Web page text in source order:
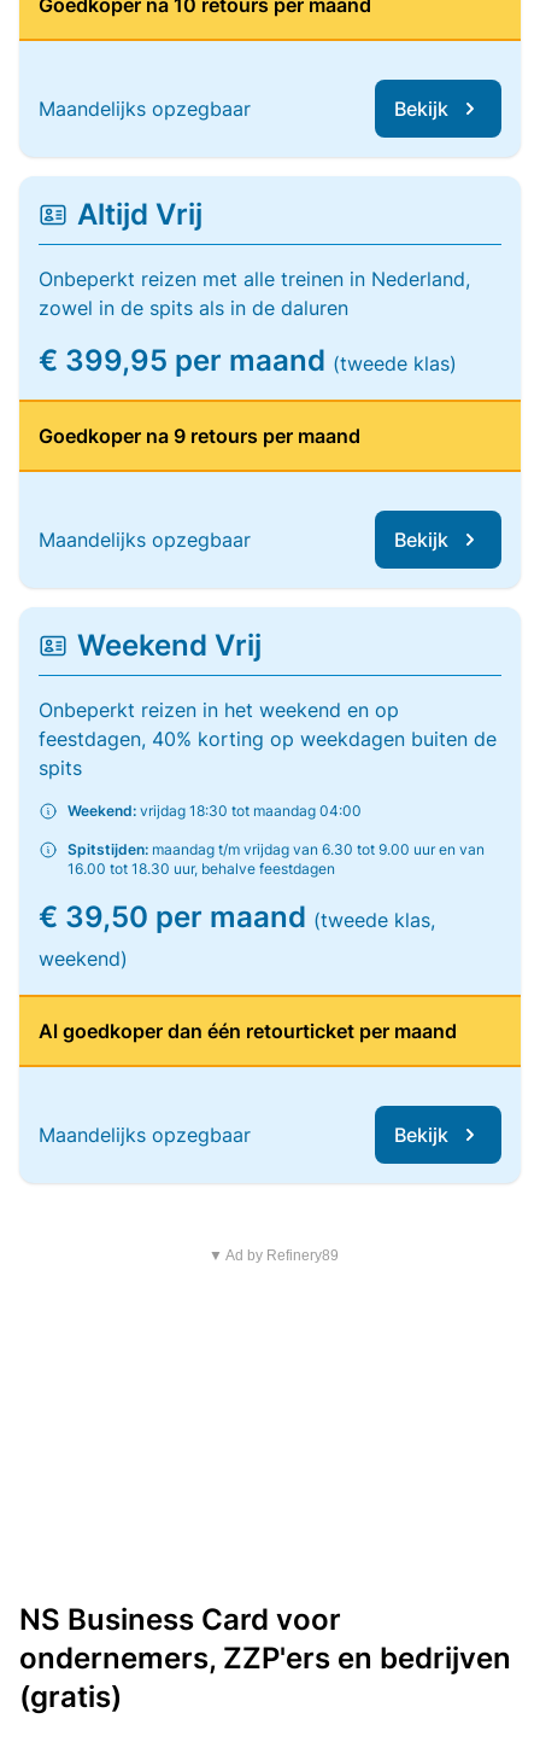
Goedkoper na 10 retours per maand
Maandelijks opzegbaar Bekijk
Altijd Vrij
Onbeperkt reizen met alle treinen in Nederland,
zowel in de spits als in de daluren
€ 399,95 per maand (tweede klas)
Goedkoper na 9 retours per maand
Maandelijks opzegbaar Bekijk
Weekend Vrij
Onbeperkt reizen in het weekend en op
feestdagen, 40% korting op weekdagen buiten de
spits
Weekend: vrijdag 18:30 tot maandag 04:00
Spitstijden: maandag t/m vrijdag van 6.30 tot 9.00 uur en van
16.00 tot 18.30 uur, behalve feestdagen
€ 39,50 per maand (tweede klas,
weekend)
Al goedkoper dan één retourticket per maand
Maandelijks opzegbaar Bekijk
▼ Ad by Refinery89
NS Business Card voor
ondernemers, ZZP'ers en bedrijven
(gratis)